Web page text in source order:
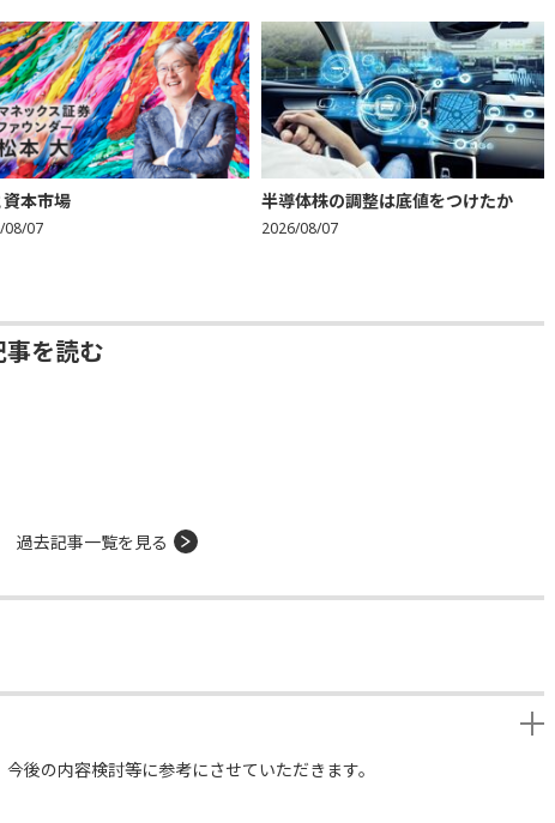
本市場
08/07
半導体株の調整は底値をつけたか
2026/08/07
事を読む
過去記事一覧を見る
後の内容検討等に参考にさせていただきます。